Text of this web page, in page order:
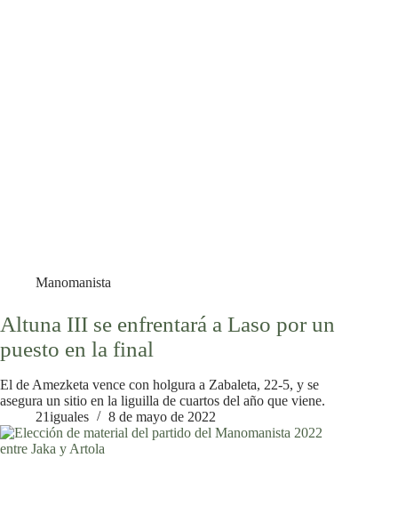
Manomanista
Altuna III se enfrentará a Laso por un
puesto en la final
El de Amezketa vence con holgura a Zabaleta, 22-5, y se
asegura un sitio en la liguilla de cuartos del año que viene.
21iguales
8 de mayo de 2022